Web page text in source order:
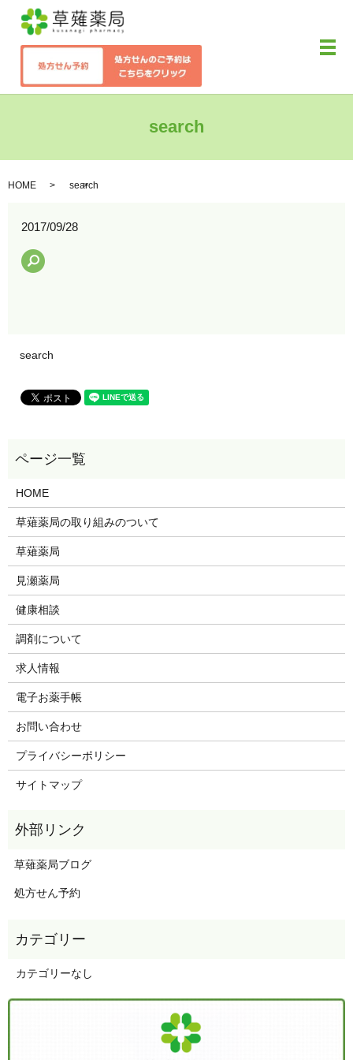
メ
search
HOME search
2017/09/28
search
HOME
草薙薬局の取り組みのついて
草薙薬局
見瀬薬局
健康相談
調剤について
求人情報
電子お薬手帳
お問い合わせ
プライバシーポリシー
サイトマップ
草薙薬局ブログ
処方せん予約
カテゴリーなし